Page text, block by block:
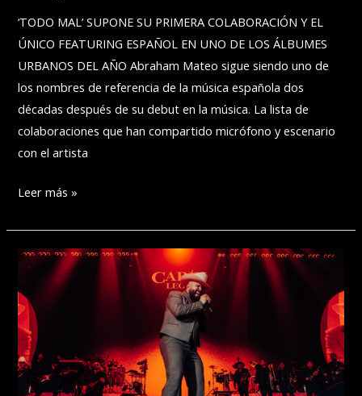
‘TODO MAL’ SUPONE SU PRIMERA COLABORACIÓN Y EL
ÚNICO FEATURING ESPAÑOL EN UNO DE LOS ÁLBUMES
URBANOS DEL AÑO Abraham Mateo sigue siendo uno de
los nombres de referencia de la música española dos
décadas después de su debut en la música. La lista de
colaboraciones que han compartido micrófono y escenario
con el artista
ABRAHAM
SE
UNE
JAY
WHEELER
EN
‘TODO
MAL’
Leer más »